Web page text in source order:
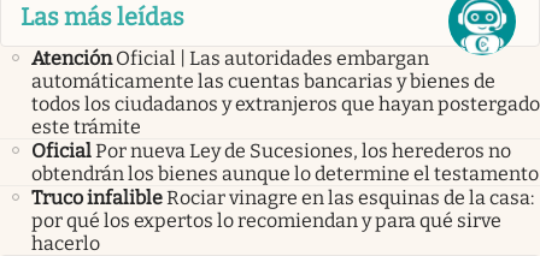
Las más leídas
Atención Oficial | Las autoridades embargan
automáticamente las cuentas bancarias y bienes de
todos los ciudadanos y extranjeros que hayan postergado
este trámite
OficialPor nueva Ley de Sucesiones, los herederos no
obtendrán los bienes aunque lo determine el testamento
Truco infalibleRociar vinagre en las esquinas de la casa:
por qué los expertos lo recomiendan y para qué sirve
hacerlo